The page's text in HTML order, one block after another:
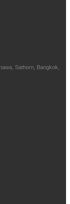
Sathorn, Bangkok,